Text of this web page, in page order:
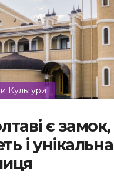
Культури
є замок,
і унікальна